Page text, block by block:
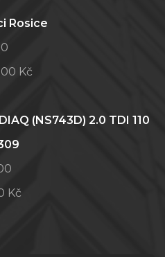
Rosice
Kč
(NS743D) 2.0 TDI 110
Kč